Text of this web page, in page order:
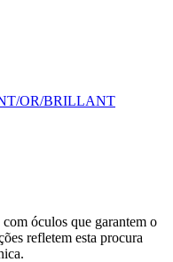
OR/BRILLANT
óculos que garantem o
refletem esta procura